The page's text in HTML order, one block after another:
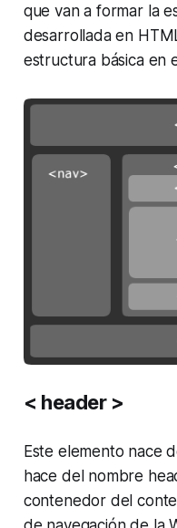
que van a formar la
desarrollada en
estructura básica en
< header >
Este elemento nace
hace del nombre
contenedor del